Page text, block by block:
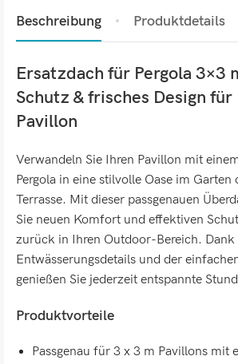
Beschreibung Produktdetails
Ersatzdach für Pergola 3×3
Schutz & frisches Design für
Pavillon
Verwandeln Sie Ihren Pavillon mit
Pergola in eine stilvolle Oase im Garten
Terrasse. Mit dieser passgenauen
Sie neuen Komfort und effektiven
zurück in Ihren Outdoor-Bereich. Dank
Entwässerungsdetails und der
genießen Sie jederzeit entspannte
Produktvorteile
Passgenau für 3 x 3 m Pavillons mit